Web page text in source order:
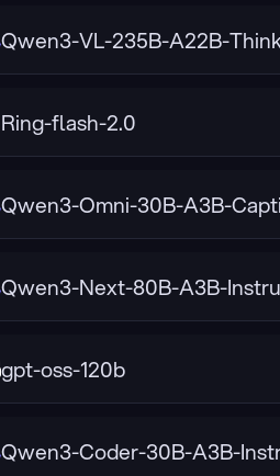
Qwen3-VL-235B-A22B-
Ring-flash-2.0
Qwen3-Omni-30B-A3B-
Qwen3-Next-80B-A3B-
gpt-oss-120b
Qwen3-Coder-30B-A3B-